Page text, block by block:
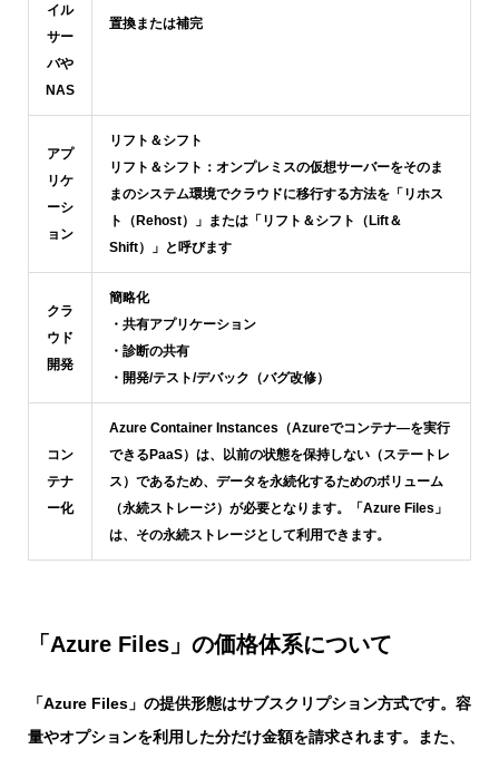
イル
サー
バや
NAS
置換または補完
アプ
リケ
ーシ
ョン
リフト＆シフト
リフト＆シフト：オンプレミスの仮想サーバーをそのま
まのシステム環境でクラウドに移行する方法を「リホス
ト（Rehost）」または「リフト＆シフト（Lift＆
Shift）」と呼びます
クラ
ウド
開発
簡略化
・共有アプリケーション
・診断の共有
・開発/テスト/デバック（バグ改修）
コン
テナ
ー化
Azure Container Instances（Azureでコンテナ―を実行
できるPaaS）は、以前の状態を保持しない（ステートレ
ス）であるため、データを永続化するためのボリューム
（永続ストレージ）が必要となります。「Azure Files」
は、その永続ストレージとして利用できます。
「Azure Files」の価格体系について
「Azure Files」の提供形態はサブスクリプション方式です。容
量やオプションを利用した分だけ金額を請求されます。また、